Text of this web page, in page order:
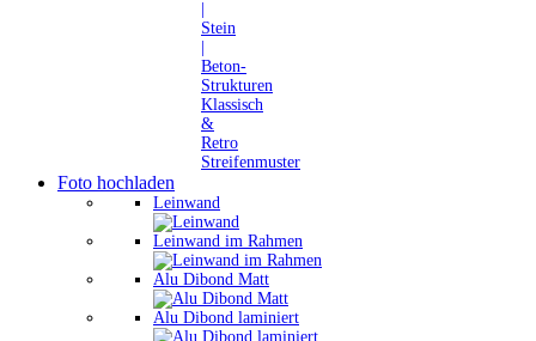
Stein
Beton-
Strukturen
Klassisch
&
Retro
Streifenmuster
Foto hochladen
Leinwand
Leinwand im Rahmen
Alu Dibond Matt
Alu Dibond laminiert